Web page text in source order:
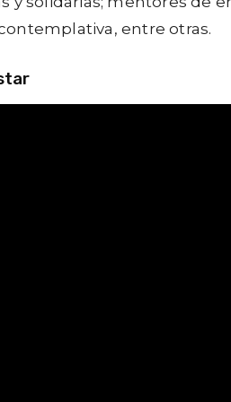
entre otras.